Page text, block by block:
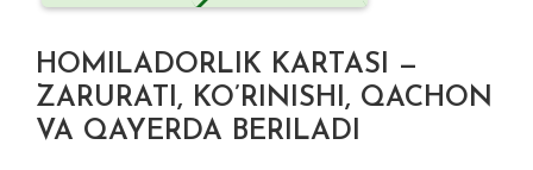
HOMILADORLIK KARTASI —
ZARURATI, KO’RINISHI, QACHON
VA QAYERDA BERILADI